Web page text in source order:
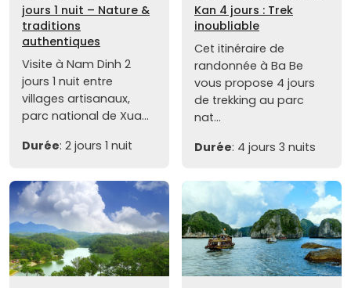
jours 1 nuit – Nature &
traditions
authentiques
Visite à Nam Dinh 2
jours 1 nuit entre
villages artisanaux,
parc national de Xua...
Durée: 2 jours 1 nuit
Kan 4 jours : Trek
inoubliable
Cet itinéraire de
randonnée à Ba Be
vous propose 4 jours
de trekking au parc
nat...
Durée: 4 jours 3 nuits